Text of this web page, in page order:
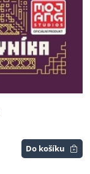
Do košíku